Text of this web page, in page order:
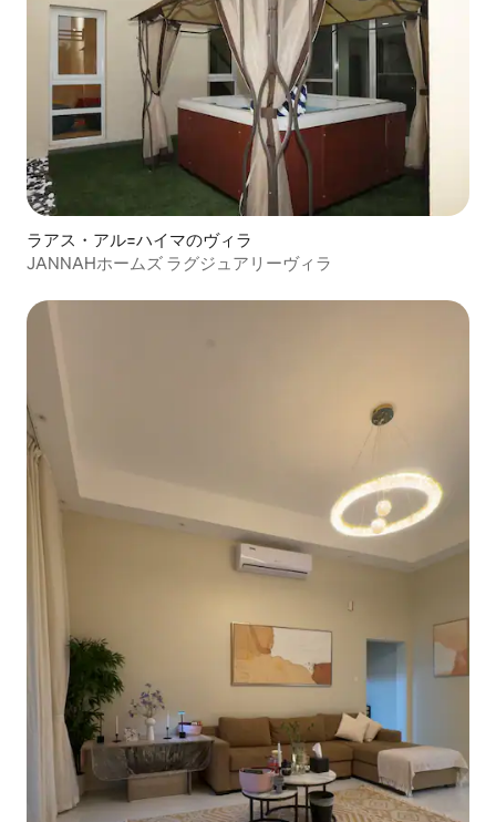
ラアス・アル=ハイマのヴィラ
JANNAHホームズ ラグジュアリーヴィラ